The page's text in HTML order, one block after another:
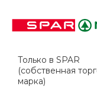
Только в SPAR
(собственная
марка)